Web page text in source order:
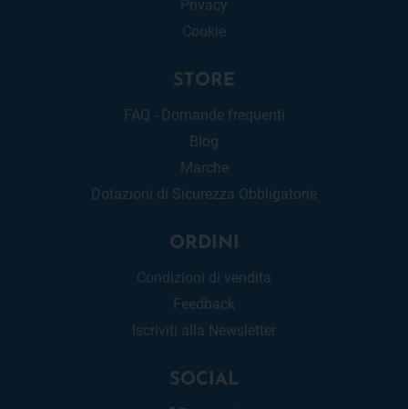
Privacy
Cookie
STORE
FAQ - Domande frequenti
Blog
Marche
Dotazioni di Sicurezza Obbligatorie
ORDINI
Condizioni di vendita
Feedback
Iscriviti alla Newsletter
SOCIAL